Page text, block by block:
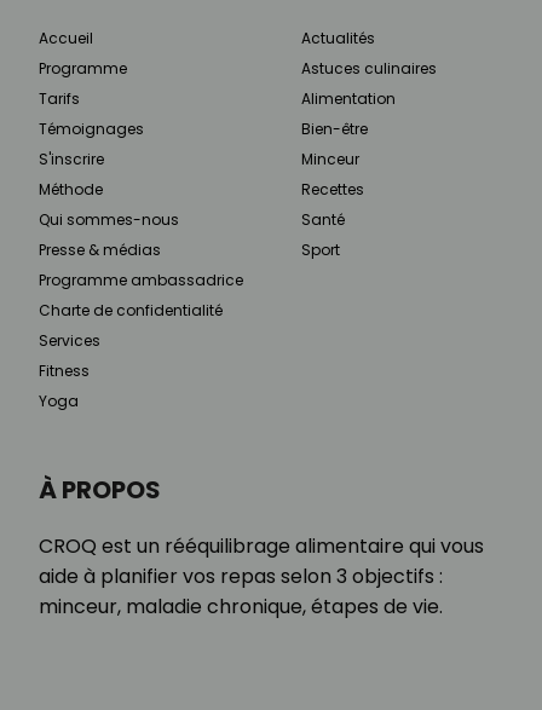
À PROPOS
CROQ est un rééquilibrage alimentaire qui vous
aide à planifier vos repas selon 3 objectifs :
minceur, maladie chronique, étapes de vie.
Accueil
Programme
Tarifs
Témoignages
S'inscrire
Méthode
Qui sommes-nous
Presse & médias
Programme ambassadrice
Charte de confidentialité
Services
Fitness
Yoga
Actualités
Astuces culinaires
Alimentation
Bien-être
Minceur
Recettes
Santé
Sport